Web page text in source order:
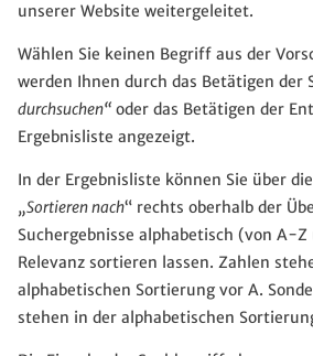
unserer Website weitergeleitet.
Wählen Sie keinen Begriff aus der
werden Ihnen durch das Betätigen der
durchsuchen“ oder das Betätigen der
Ergebnisliste angezeigt.
In der Ergebnisliste können Sie über
„Sortieren nach“ rechts oberhalb der
Suchergebnisse alphabetisch (von A-
Relevanz sortieren lassen. Zahlen
alphabetischen Sortierung vor A.
stehen in der alphabetischen